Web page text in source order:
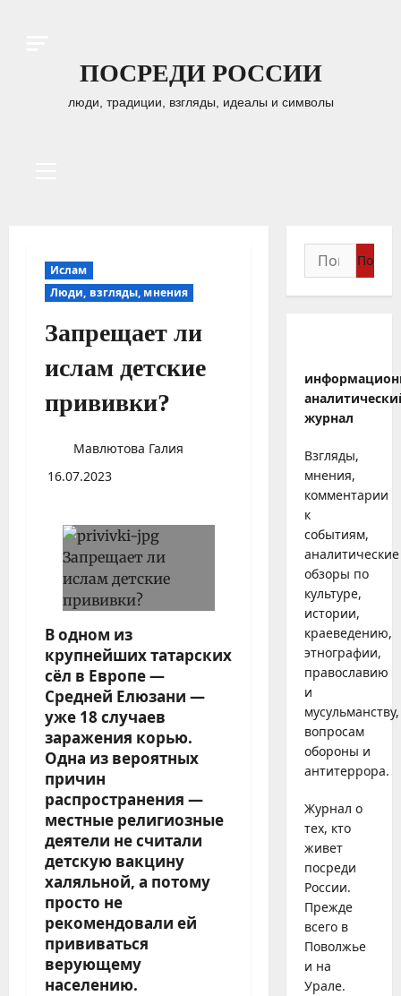
ПОСРЕДИ РОССИИ
люди, традиции, взгляды, идеалы и символы
Ислам
Люди, взгляды, мнения
Запрещает ли
ислам детские
прививки?
Мавлютова Галия
16.07.2023
В одном из
крупнейших татарских
сёл в Европе —
Средней Елюзани —
уже 18 случаев
заражения корью.
Одна из вероятных
причин
распространения —
местные религиозные
деятели не считали
детскую вакцину
халяльной, а потому
просто не
рекомендовали ей
прививаться
верующему
населению.
Найти:
журнал
Взгляды,
мнения,
комментарии
к
событиям,
аналитические
обзоры по
культуре,
истории,
краеведению,
этнографии,
православию
и
мусульманству,
вопросам
обороны и
антитеррора.
Журнал о
тех, кто
живет
посреди
России.
Прежде
всего в
Поволжье
и на
Урале.